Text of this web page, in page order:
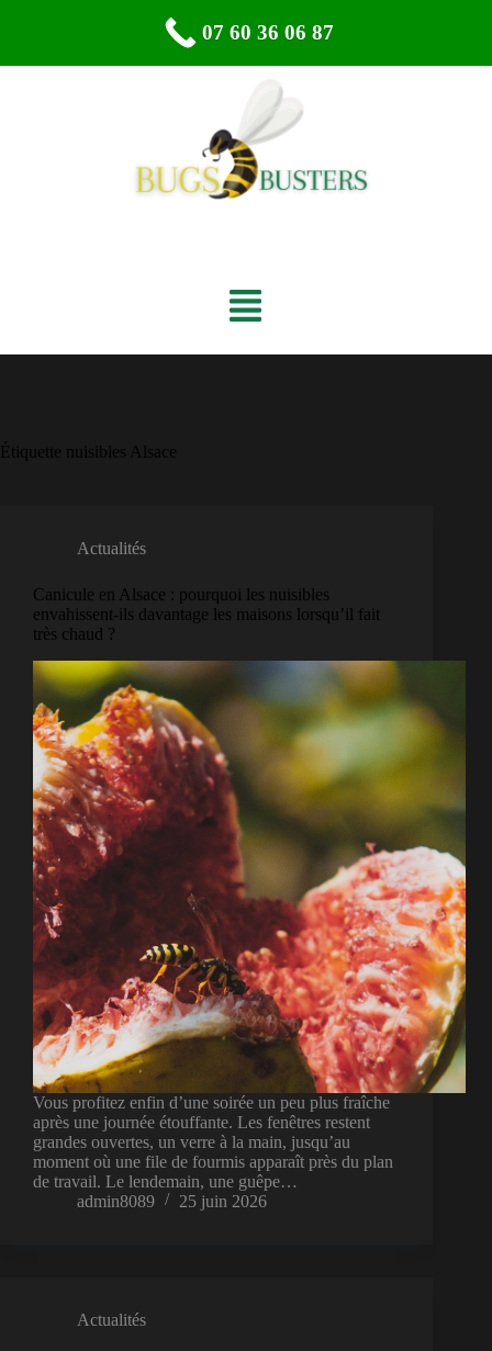
Étiquette nuisibles Alsace
Actualités
Canicule en Alsace : pourquoi les nuisibles
envahissent-ils davantage les maisons lorsqu’il fait
très chaud ?
Vous profitez enfin d’une soirée un peu plus fraîche
après une journée étouffante. Les fenêtres restent
grandes ouvertes, un verre à la main, jusqu’au
moment où une file de fourmis apparaît près du plan
de travail. Le lendemain, une guêpe…
admin8089
25 juin 2026
Actualités
07 60 36 06 87